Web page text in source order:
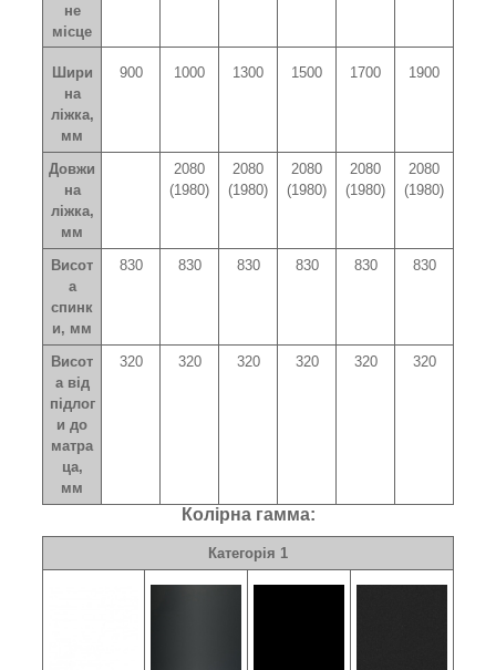
не
місце
Шири
на
ліжка,
мм
900 1000 1300 1500 1700 1900
Довжи
на
ліжка,
мм
2080
(1980)
2080
(1980)
2080
(1980)
2080
(1980)
2080
(1980)
Висот
а
спинк
и, мм
830 830 830 830 830 830
Висот
а від
підлог
и до
матра
ца,
мм
320 320 320 320 320 320
Колірна гамма:
Категорія 1